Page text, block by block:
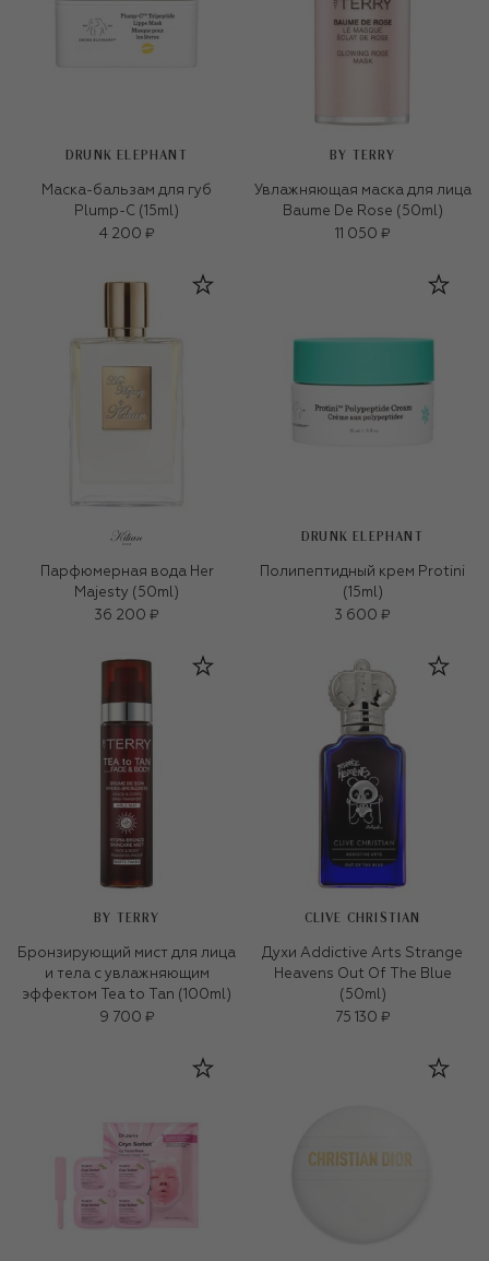
DRUNK ELEPHANT
Маска-бальзам для губ
Plump-C (15ml)
4 200 ₽
BY TERRY
Увлажняющая маска для лица
Baume De Rose (50ml)
11 050 ₽
Парфюмерная вода Her
Majesty (50ml)
36 200 ₽
DRUNK ELEPHANT
Полипептидный крем Protini
(15ml)
3 600 ₽
BY TERRY
Бронзирующий мист для лица
и тела с увлажняющим
эффектом Tea to Tan (100ml)
9 700 ₽
CLIVE CHRISTIAN
Духи Addictive Arts Strange
Heavens Out Of The Blue
(50ml)
75 130 ₽